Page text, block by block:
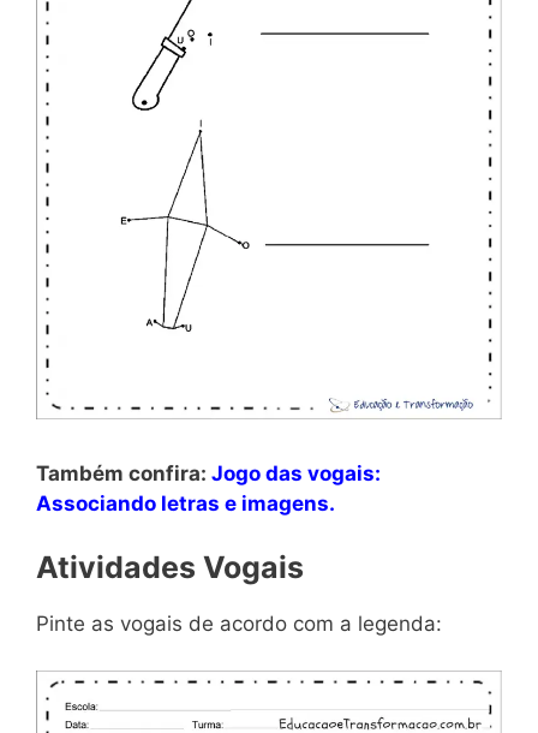
Também confira: Jogo das vogais:
Associando letras e imagens.
Atividades Vogais
Pinte as vogais de acordo com a legenda: